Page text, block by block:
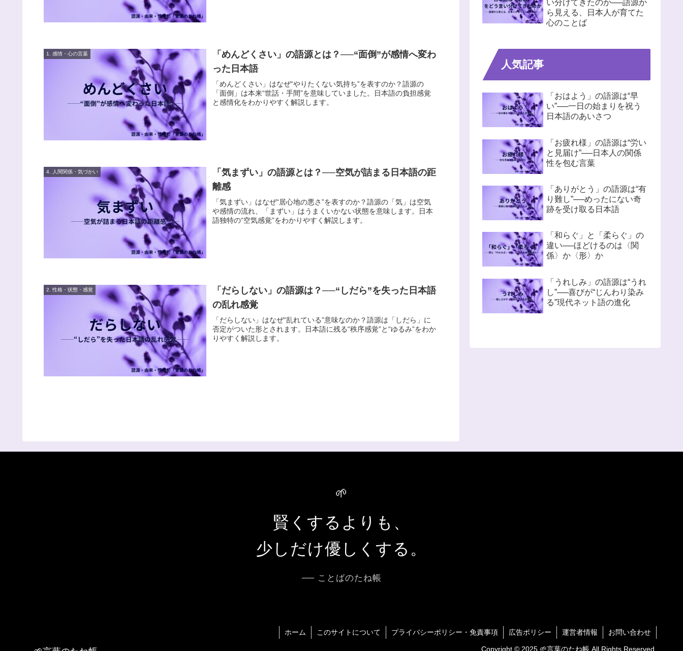
1. 感情・心の言葉
「めんどくさい」の語源とは？──“面倒”が感情へ変わ
った日本語
「めんどくさい」はなぜ“やりたくない気持ち”を表すのか？語源の
「面倒」は本来“世話・手間”を意味していました。日本語の負担感覚
と感情化をわかりやすく解説します。
4. 人間関係・気づかい
「気まずい」の語源とは？──空気が詰まる日本語の距
離感
「気まずい」はなぜ“居心地の悪さ”を表すのか？語源の「気」は空気
や感情の流れ、「まずい」はうまくいかない状態を意味します。日本
語独特の“空気感覚”をわかりやすく解説します。
2. 性格・状態・感覚
「だらしない」の語源は？──“しだら”を失った日本語
の乱れ感覚
「だらしない」はなぜ“乱れている”意味なのか？語源は「しだら」に
否定がついた形とされます。日本語に残る“秩序感覚”と“ゆるみ”をわか
りやすく解説します。
い分けてきたのか──語源か
ら見える、日本人が育てた
心のことば
人気記事
「おはよう」の語源は“早
い”──一日の始まりを祝う
日本語のあいさつ
「お疲れ様」の語源は“労い
と見届け”──日本人の関係
性を包む言葉
「ありがとう」の語源は“有
り難し”──めったにない奇
跡を受け取る日本語
「和らぐ」と「柔らぐ」の
違い──ほどけるのは〈関
係〉か〈形〉か
「うれしみ」の語源は“うれ
し”──喜びが“じんわり染み
る”現代ネット語の進化
🌱
賢くするよりも、
少しだけ優しくする。
── ことばのたね帳
ホーム このサイトについて プライバシーポリシー・免責事項 広告ポリシー 運営者情報 お問い合わせ
Copyright © 2025 🌱言葉のたね帳 All Rights Reserved.